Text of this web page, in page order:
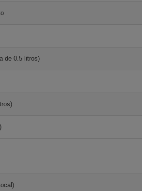
de 0.5 litros)